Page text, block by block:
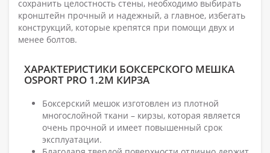
сохранить целостность стены, необходимо выбирать
кронштейн прочный и надежный, а главное, избегать
конструкций, которые крепятся при помощи двух и
менее болтов.
ХАРАКТЕРИСТИКИ БОКСЕРСКОГО МЕШКА
OSPORT PRO 1.2М КИРЗА
Боксерский мешок изготовлен из плотной
многослойной ткани – кирзы, которая является
очень прочной и имеет повышенный срок
эксплуатации.